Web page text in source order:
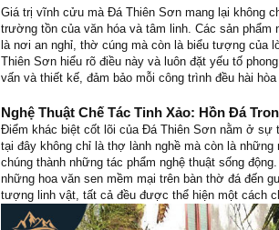
Giá trị vĩnh cửu mà Đá Thiên Sơn mang lại không
trường tồn của văn hóa và tâm linh. Các sản
là nơi an nghỉ, thờ cúng mà còn là biểu tượng
Thiên Sơn hiểu rõ điều này và luôn đặt yếu tố
vấn và thiết kế, đảm bảo mỗi công trình đều hài
Nghệ Thuật Chế Tác Tinh Xảo: Hồn Đá
Điểm khác biệt cốt lõi của Đá Thiên Sơn nằm ở sự
tại đây không chỉ là thợ lành nghề mà còn là
chúng thành những tác phẩm nghệ thuật sống
những hoa văn sen mềm mại trên bàn thờ đá đến
tượng linh vật, tất cả đều được thể hiện một cách